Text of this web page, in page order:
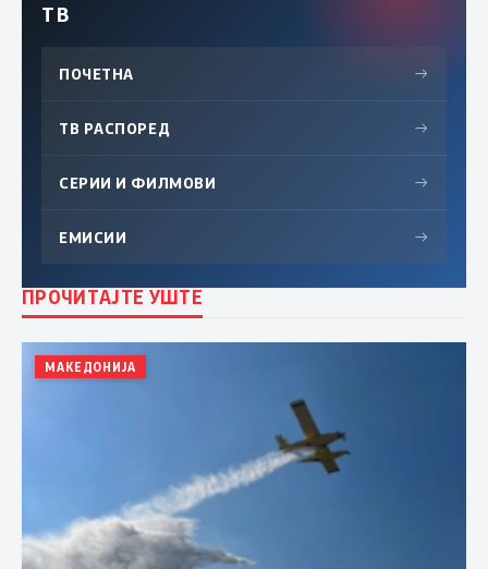
ТВ
ПОЧЕТНА →
ТВ РАСПОРЕД →
СЕРИИ И ФИЛМОВИ →
ЕМИСИИ →
ПРОЧИТАЈТЕ УШТЕ
МАКЕДОНИЈА